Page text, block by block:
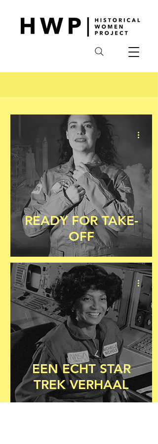
READY FOR TAKE-
OFF
EEN ECHT STAR
TREK VERHAAL